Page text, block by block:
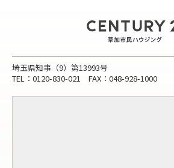
埼玉県知事（9）第13993号
TEL：0120-830-021 FAX：048-928-1000